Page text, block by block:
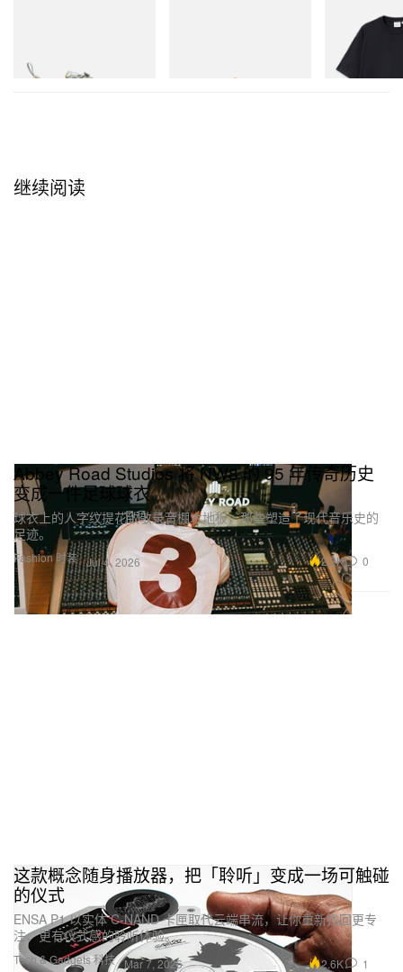
立刻购入
One Point
立刻购入
继续阅读
Fashion 时装
Abbey Road Studios 将 NW8 的 95 年传奇历史
变成一件足球球衣
球衣上的人字纹提花致敬录音棚木地板，那些塑造了现代音乐史的
足迹。
Jul 4, 2026 2.2K 0
Tech & Gadgets 科技
这款概念随身播放器，把「聆听」变成一场可触碰
的仪式
ENSA P1 以实体 C‑NAND 卡匣取代云端串流，让你重新找回更专
注、更有仪式感的聆听体验。
Mar 7, 2026 2.6K 1